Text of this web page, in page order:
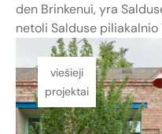
den Brinkenui, yra
netoli Salduse piliakalnio
viešieji
projektai